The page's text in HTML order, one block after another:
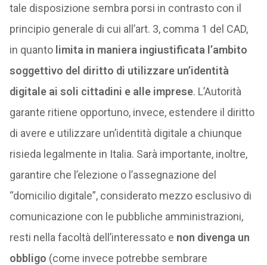
tale disposizione sembra porsi in contrasto con il
principio generale di cui all’art. 3, comma 1 del CAD,
in quanto limita in maniera ingiustificata l’ambito
soggettivo del diritto di utilizzare un’identità
digitale ai soli cittadini e alle imprese. L’Autorità
garante ritiene opportuno, invece, estendere il diritto
di avere e utilizzare un’identità digitale a chiunque
risieda legalmente in Italia. Sarà importante, inoltre,
garantire che l’elezione o l’assegnazione del
“domicilio digitale”, considerato mezzo esclusivo di
comunicazione con le pubbliche amministrazioni,
resti nella facoltà dell’interessato e non divenga un
obbligo (come invece potrebbe sembrare